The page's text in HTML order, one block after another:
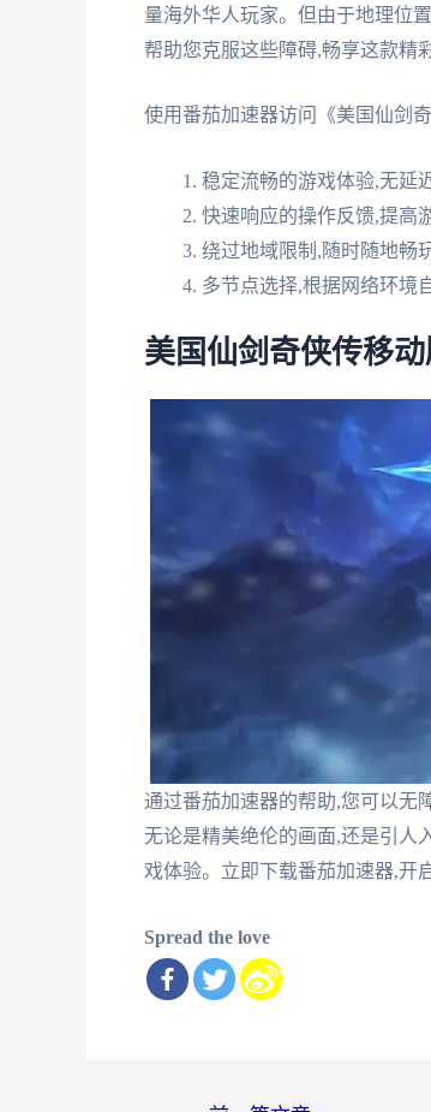
量海外华人玩家。但由于地理位
帮助您克服这些障碍,畅享这款精
使用番茄加速器访问《美国仙剑
稳定流畅的游戏体验,无延
快速响应的操作反馈,提高
绕过地域限制,随时随地畅
多节点选择,根据网络环境
美国仙剑奇侠传移
通过番茄加速器的帮助,您可以无
无论是精美绝伦的画面,还是引人
戏体验。立即下载番茄加速器,开
Spread the love